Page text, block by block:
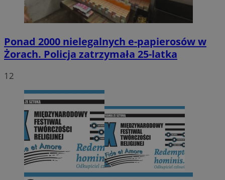
Ponad 2000 nielegalnych e-papierosów w
Żorach. Policja zatrzymała 25-latka
12